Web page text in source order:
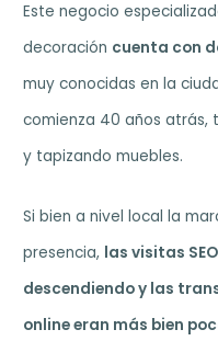
Este negocio
decoración cuenta con
muy conocidas en la
comienza 40 años atrás,
y tapizando muebles.
Si bien a nivel local la
presencia, las visitas
descendiendo y las
online eran más bien